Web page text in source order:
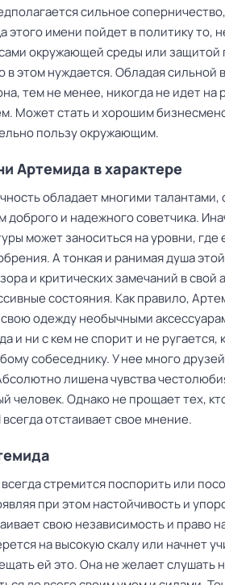
сильное
этого имени пойдет в политику то,
окружающей среды или
в этом нуждается. Обладая сильной
тем не менее, никогда не идет
Может стать и хорошим
пользу окружающим.
Артемида в характере
обладает многими талантами,
доброго и надежного советчика.
может заноситься на уровни, где
А тонкая и ранимая душа
и критических замечаний в
состояния. Как правило,
одежду необычными
и ни с кем не спорит и не
собеседнику. У нее много
лишена чувства
человек. Однако не прощает тех,
отстаивает свое мнение.
стремится поспорить или
при этом настойчивость и
свою независимость и право
на высокую скалу или начнет
ей это. Она не желает слушать